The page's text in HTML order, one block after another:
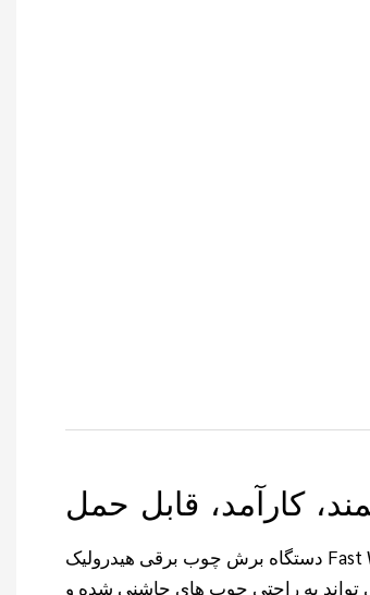
کارآمد، قابل حمل
دستگاه برش چوب برقی هیدرولیک Fast Wood Log Splitter (LSH5T52H) یک ابزار
5 تنی است که می تواند به راحتی چوب های چاشنی شده و